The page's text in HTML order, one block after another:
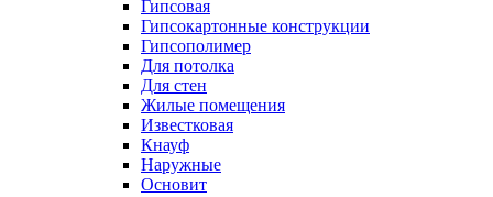
Гипсовая
Гипсокартонные конструкции
Гипсополимер
Для потолка
Для стен
Жилые помещения
Известковая
Кнауф
Наружные
Основит